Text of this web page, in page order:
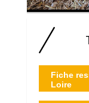
Fiche
Loire